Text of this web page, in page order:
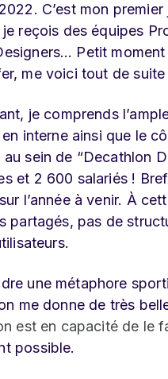
C’est mon
je reçois des équipes
Petit
me voici tout de
je comprends
interne ainsi que le
au sein de “Decathlon
et 2 600 salariés !
l’année à venir. À
partagés, pas de
une métaphore
me donne de très
est en capacité de le
possible.